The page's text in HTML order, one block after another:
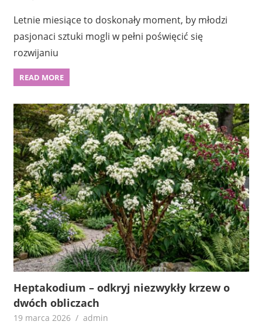
Letnie miesiące to doskonały moment, by młodzi
pasjonaci sztuki mogli w pełni poświęcić się
rozwijaniu
READ MORE
Heptakodium – odkryj niezwykły krzew o
dwóch obliczach
19 marca 2026 admin